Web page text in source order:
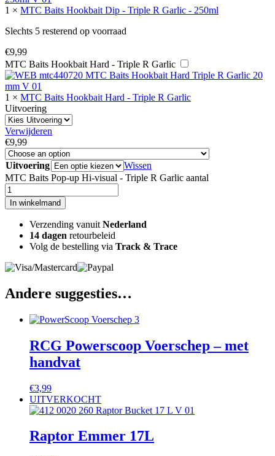
1 × MTC Baits Hookbait Dip - Triple R Garlic - 250ml
Slechts 5 resterend op voorraad
€9,99
MTC Baits Hookbait Hard - Triple R Garlic
1 × MTC Baits Hookbait Hard - Triple R Garlic
Uitvoering
Verwijderen
€9,99
Uitvoering
Wissen
MTC Baits Pop-up Hi-visual - Triple R Garlic aantal
In winkelmand
Verzending vanuit Nederland
14 dagen retourbeleid
Volg de bestelling via Track & Trace
Andere suggesties…
RCG Powerscoop Voerschep – met
handvat
€3,99
UITVERKOCHT
Raptor Emmer 17L